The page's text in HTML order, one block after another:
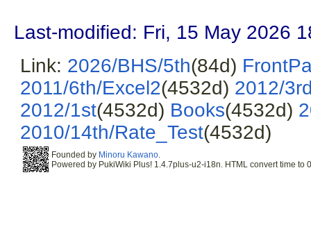
Last-modified: Fri, 15 May 2026
Link: 2026/BHS/5th(84d)
2011/6th/Excel2(4532d) 2012/
2012/1st(4532d) Books(4532d)
2010/14th/Rate_Test(4532d)
Founded by Minoru Kawano.
Powered by PukiWiki Plus! 1.4.7plus-u2-i18n. HTML convert time to